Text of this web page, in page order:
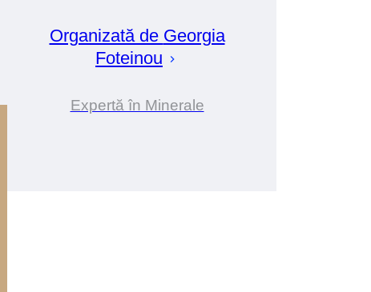
Organizată de Georgia
Foteinou
Expertă în Minerale